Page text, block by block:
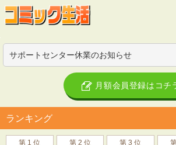
サポートセンター休業のお知らせ
月額会員登録はコチ
ランキング
第1位 第2位 第3位